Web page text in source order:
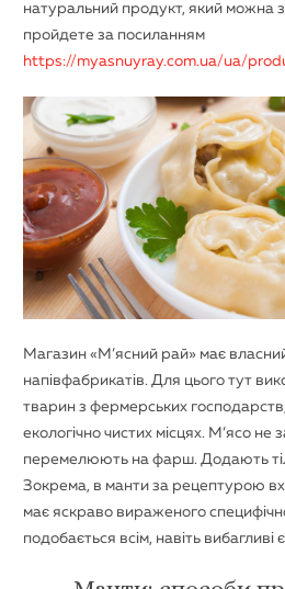
натуральний продукт, який можна
пройдете за посиланням
https://myasnuyray.com.ua/ua/
Магазин «М’ясний рай» має
напівфабрикатів. Для цього тут
тварин з фермерських
екологічно чистих місцях. М’ясо
перемелюють на фарш. Додають
Зокрема, в манти за рецептурою
має яскраво вираженого
подобається всім, навіть